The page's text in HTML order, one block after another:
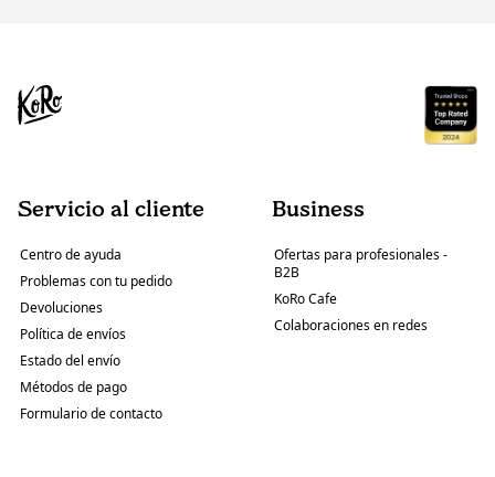
Servicio al cliente
Centro de ayuda
Problemas con tu pedido
Devoluciones
Política de envíos
Estado del envío
Métodos de pago
Formulario de contacto
Business
Ofertas para profesionales -
B2B
KoRo Cafe
Colaboraciones en redes